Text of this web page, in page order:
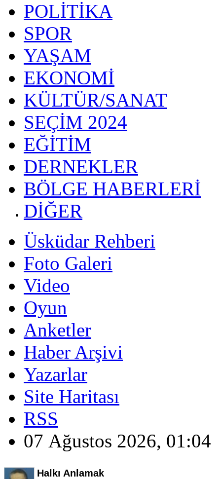
POLİTİKA
SPOR
YAŞAM
EKONOMİ
KÜLTÜR/SANAT
SEÇİM 2024
EĞİTİM
DERNEKLER
BÖLGE HABERLERİ
DİĞER
Üsküdar Rehberi
Foto Galeri
Video
Oyun
Anketler
Haber Arşivi
Yazarlar
Site Haritası
RSS
07 Ağustos 2026, 01:04
Halkı Anlamak